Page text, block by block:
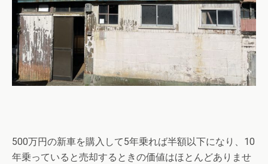
500万円の新車を購入して5年乗れば半額以下になり、10
年乗っていると売却するときの価値はほとんどありませ